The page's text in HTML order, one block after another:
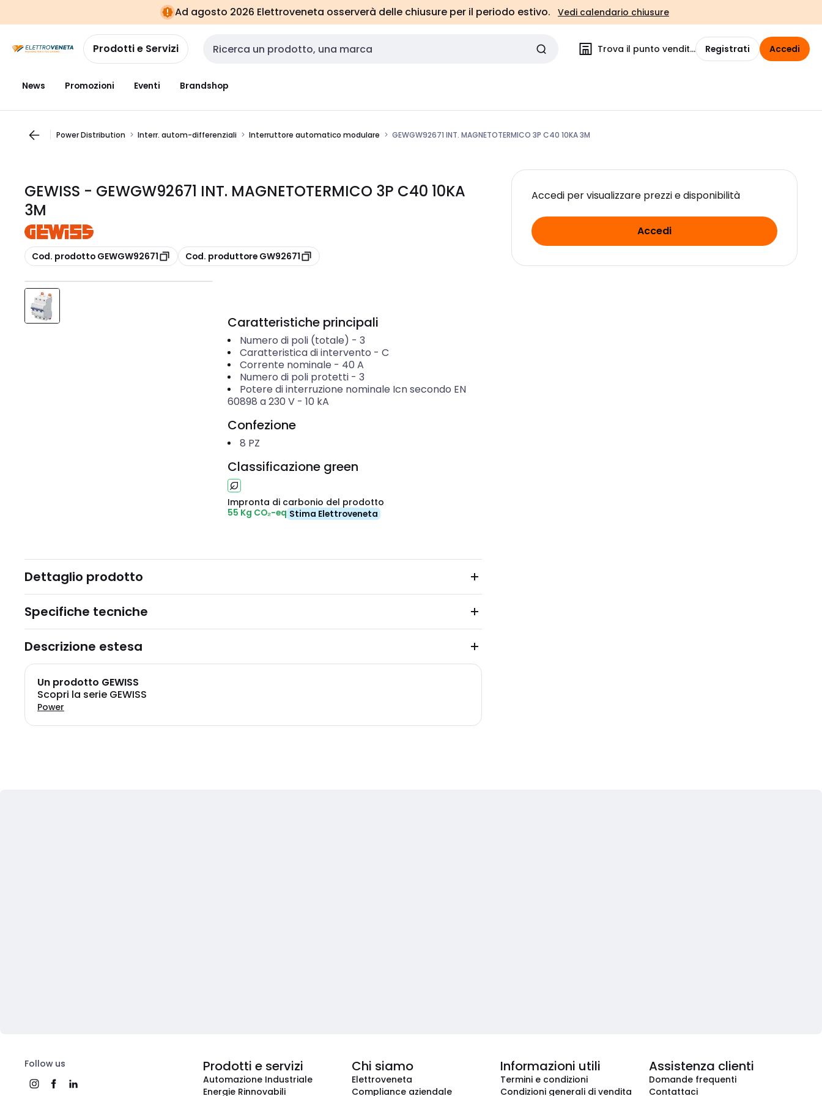
navigazionealla
pagina
Ad agosto 2026 Elettroveneta osserverà delle chiusure per il periodo estivo. Vedi calendario chiusure
Prodotti e Servizi Cerca input Trova il punto vendita Registrati Accedi
News Promozioni Eventi Brandshop
Power Distribution Interr. autom-differenziali Interruttore automatico modulare GEWGW92671 INT. MAGNETOTERMICO 3P C40 10KA 3M
GEWISS - GEWGW92671 INT. MAGNETOTERMICO 3P C40 10KA
3M
copia
Cod. prodotto GEWGW92671 copia
Cod. produttore GW92671
Accedi per visualizzare prezzi e disponibilità
Accedi
Caratteristiche principali
Numero di poli (totale) - 3
Caratteristica di intervento - C
Corrente nominale - 40 A
Numero di poli protetti- 3
Potere di interruzione nominale Icn secondo EN
60898 a 230 V - 10 kA
Confezione
8 PZ
Classificazione green
Impronta di carbonio del prodotto
55 Kg CO₂-eq Stima Elettroveneta
Dettaglio prodotto
Specifiche tecniche
Descrizione estesa
Un prodotto GEWISS
Scopri la serie GEWISS
Power
Follow us Prodotti e servizi
Automazione Industriale
Energie Rinnovabili
Chi siamo
Elettroveneta
Compliance aziendale
Informazioni utili
Termini e condizioni
Condizioni generali di vendita
Assistenza clienti
Domande frequenti
Contattaci